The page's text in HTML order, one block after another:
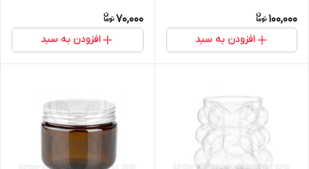
100,000
افزودن به سبد
70,000
افزودن به سبد